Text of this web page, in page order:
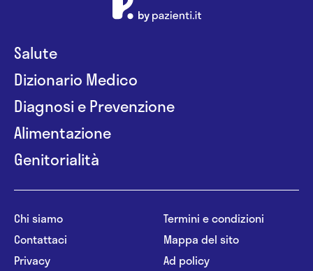
Salute
Dizionario Medico
Diagnosi e Prevenzione
Alimentazione
Genitorialità
Chi siamo
Contattaci
Privacy
Termini e condizioni
Mappa del sito
Ad policy